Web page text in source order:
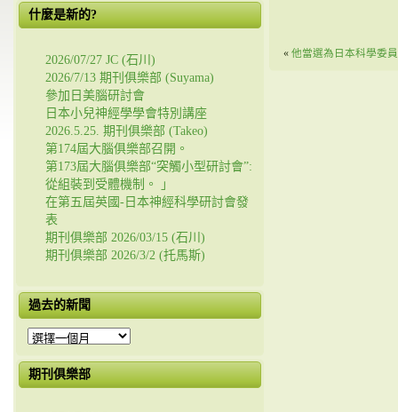
什麼是新的?
2026/07/27 JC (石川)
2026/7/13 期刊俱樂部 (Suyama)
參加日美腦研討會
日本小兒神經學學會特別講座
2026.5.25. 期刊俱樂部 (Takeo)
第174屆大腦俱樂部召開。
第173屆大腦俱樂部“突觸小型研討會”:
從組裝到受體機制。 」
在第五屆英國-日本神經科學研討會發
表
期刊俱樂部 2026/03/15 (石川)
期刊俱樂部 2026/3/2 (托馬斯)
過去的新聞
過
的
新
期刊俱樂部
« 他當選為日本科學委